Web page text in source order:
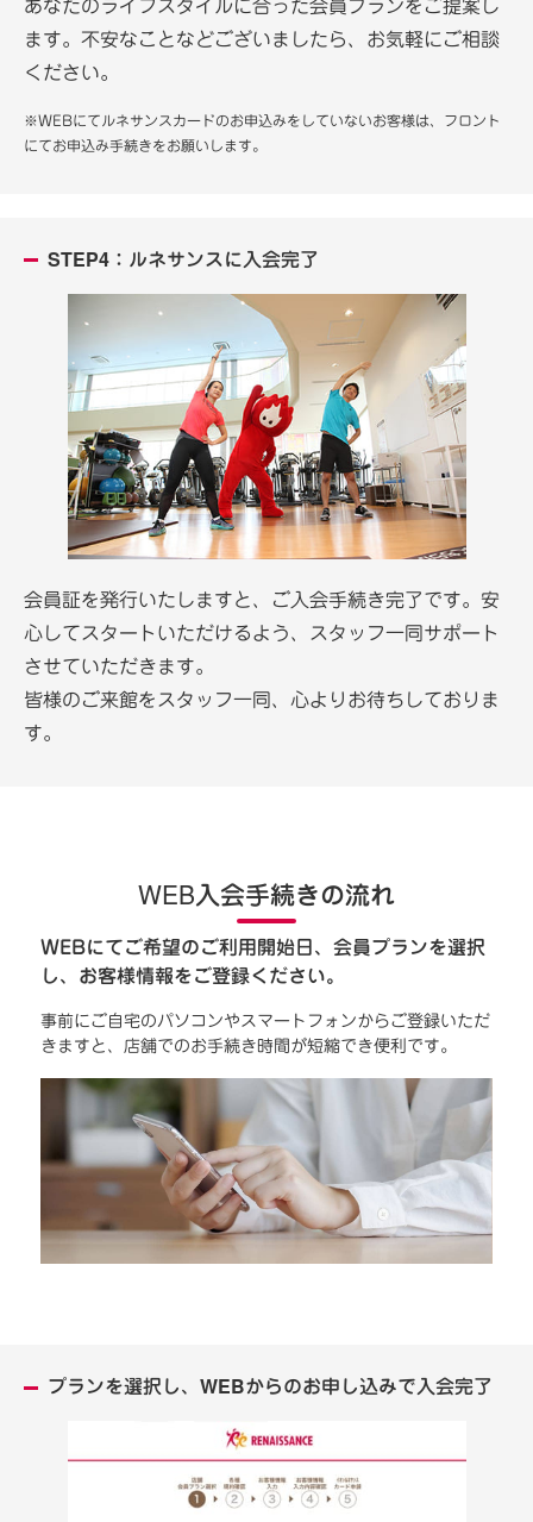
あなたのライフスタイルに合った会員プランをご提案し
ます。不安なことなどございましたら、お気軽にご相談
ください。
※WEBにてルネサンスカードのお申込みをしていないお客様は、フロント
にてお申込み手続きをお願いします。
STEP4：ルネサンスに入会完了
会員証を発行いたしますと、ご入会手続き完了です。安
心してスタートいただけるよう、スタッフ一同サポート
させていただきます。
皆様のご来館をスタッフ一同、心よりお待ちしておりま
す。
WEB入会手続きの流れ
WEBにてご希望のご利用開始日、会員プランを選択
し、お客様情報をご登録ください。
事前にご自宅のパソコンやスマートフォンからご登録いただ
きますと、店舗でのお手続き時間が短縮でき便利です。
プランを選択し、WEBからのお申し込みで入会完了